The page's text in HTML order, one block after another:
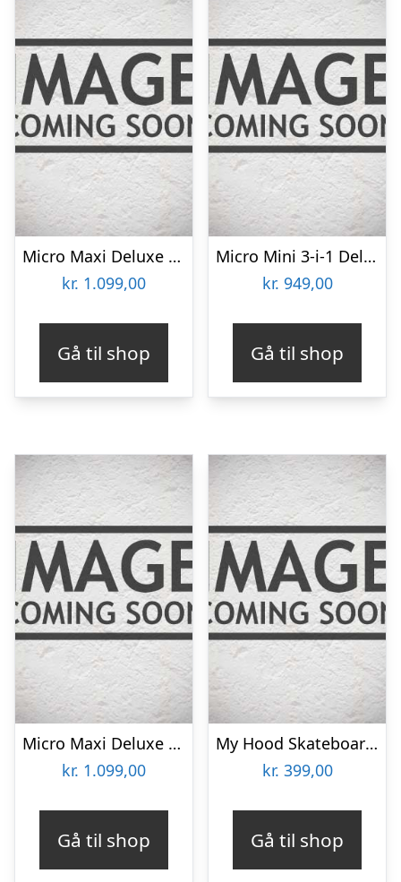
Micro Maxi Deluxe – Navy Blå – MMD072
kr. 1.099,00
Gå til shop
Micro Mini 3-i-1 Deluxe – Blå – MMD014
kr. 949,00
Gå til shop
Micro Maxi Deluxe ECO – Grøn – MMD122
kr. 1.099,00
Gå til shop
My Hood Skateboard âDrop Eyeâ
kr. 399,00
Gå til shop